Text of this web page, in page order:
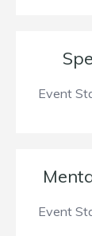
Event
Event